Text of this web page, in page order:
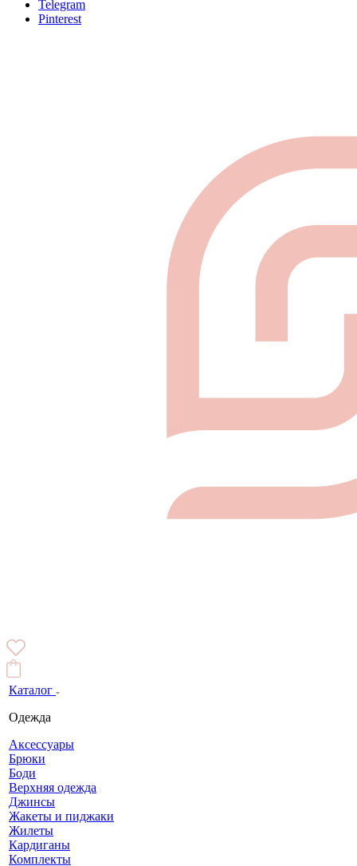
Telegram
Pinterest
Каталог
Одежда
Аксессуары
Брюки
Боди
Верхняя одежда
Джинсы
Жакеты и пиджаки
Жилеты
Кардиганы
Комплекты